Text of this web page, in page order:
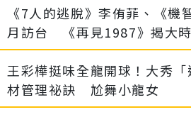
《7人的逃脫》李侑菲、《機
月訪台 《再見1987》揭大
王彩樺挺味全龍開球！大秀
材管理祕訣 尬舞小龍女